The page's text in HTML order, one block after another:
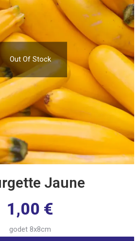
Out Of Stock
Jaune
1,00 €
godet 8x8cm